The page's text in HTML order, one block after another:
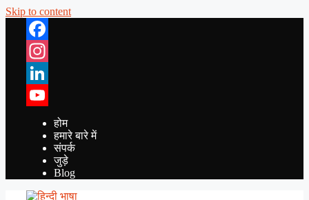
Skip to content
Facebook
Instagram
LinkedIn
YouTube
होम
हमारे बारे में
संपर्क
जुड़े
Blog